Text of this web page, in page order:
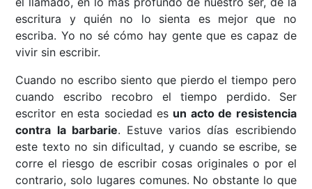
escritura y quién no lo sienta es mejor que no
escriba. Yo no sé cómo hay gente que es capaz de
vivir sin escribir.
Cuando no escribo siento que pierdo el tiempo pero
cuando escribo recobro el tiempo perdido. Ser
escritor en esta sociedad es un acto de resistencia
contra la barbarie. Estuve varios días escribiendo
este texto no sin dificultad, y cuando se escribe, se
corre el riesgo de escribir cosas originales o por el
contrario, solo lugares comunes. No obstante lo que